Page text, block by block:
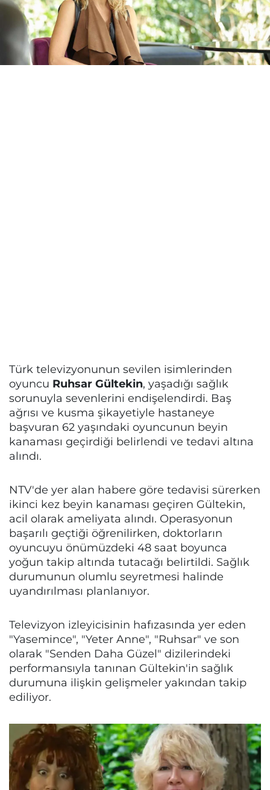
Türk televizyonunun sevilen isimlerinden
oyuncu Ruhsar Gültekin, yaşadığı sağlık
sorunuyla sevenlerini endişelendirdi. Baş
ağrısı ve kusma şikayetiyle hastaneye
başvuran 62 yaşındaki oyuncunun beyin
kanaması geçirdiği belirlendi ve tedavi altına
alındı.
NTV'de yer alan habere göre tedavisi sürerken
ikinci kez beyin kanaması geçiren Gültekin,
acil olarak ameliyata alındı. Operasyonun
başarılı geçtiği öğrenilirken, doktorların
oyuncuyu önümüzdeki 48 saat boyunca
yoğun takip altında tutacağı belirtildi. Sağlık
durumunun olumlu seyretmesi halinde
uyandırılması planlanıyor.
Televizyon izleyicisinin hafızasında yer eden
"Yasemince", "Yeter Anne", "Ruhsar" ve son
olarak "Senden Daha Güzel" dizilerindeki
performansıyla tanınan Gültekin'in sağlık
durumuna ilişkin gelişmeler yakından takip
ediliyor.